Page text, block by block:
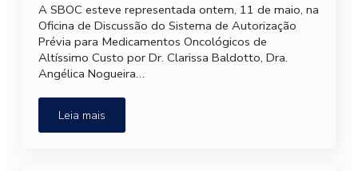
A SBOC esteve representada ontem, 11 de maio, na
Oficina de Discussão do Sistema de Autorização
Prévia para Medicamentos Oncológicos de
Altíssimo Custo por Dr. Clarissa Baldotto, Dra.
Angélica Nogueira…
Leia mais